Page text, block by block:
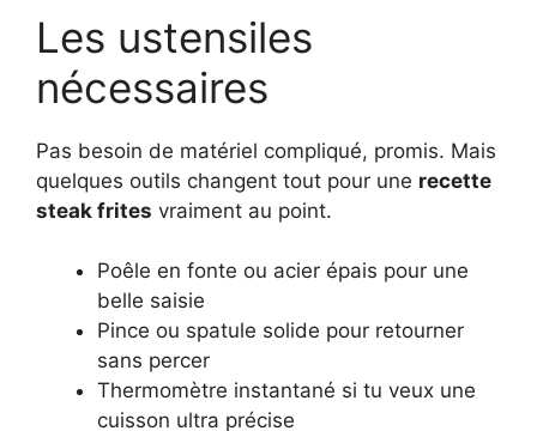
Les ustensiles
nécessaires
Pas besoin de matériel compliqué, promis. Mais
quelques outils changent tout pour une recette
steak frites vraiment au point.
Poêle en fonte ou acier épais pour une
belle saisie
Pince ou spatule solide pour retourner
sans percer
Thermomètre instantané si tu veux une
cuisson ultra précise